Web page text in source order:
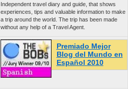
Independent travel diary and guide, that shows
experiences, tips and valuable information to make
a trip around the world. The trip has been made
without any help of a Travel Agent.
Premiado Mejor
Blog del Mundo en
Español 2010